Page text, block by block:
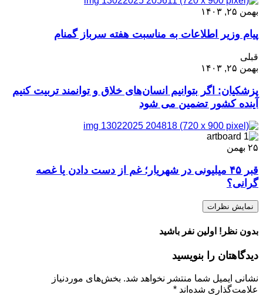
بهمن ۲۵, ۱۴۰۳
پیام وزیر اطلاعات به مناسبت هفته سرباز گمنام
قبلی
بهمن ۲۵, ۱۴۰۳
پزشکیان: اگر بتوانیم انسان‌های خلاق و توانمند تربیت کنیم
آینده کشور تضمین می شود
۲۵ بهمن
قبر ۴۵ میلیونی در شهریار؛ غم از دست دادن یا غصه
گرانی؟
نمایش نظرات
بدون نظر! اولین نفر باشید
دیدگاهتان را بنویسید
نشانی ایمیل شما منتشر نخواهد شد. بخش‌های موردنیاز
علامت‌گذاری شده‌اند *